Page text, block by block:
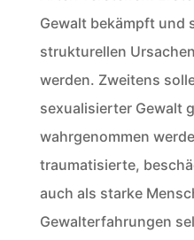
Gewalt bekämpft und
strukturellen
werden. Zweitens
sexualisierter Gewalt
wahrgenommen
traumatisierte,
auch als starke
Gewalterfahrungen